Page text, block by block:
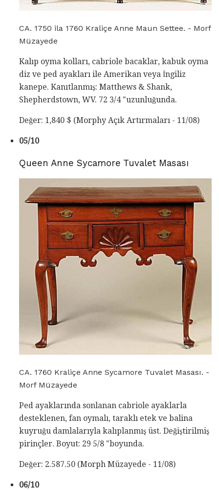
CA. 1750 ila 1760 Kraliçe Anne Maun Settee. - Morf
Müzayede
Kalıp oyma kolları, cabriole bacaklar, kabuk oyma
diz ve ped ayakları ile Amerikan veya İngiliz
kanepe. Kanıtlanmış: Matthews & Shank,
Shepherdstown, WV. 72 3/4 "uzunluğunda.
Değer: 1,840 $ (Morphy Açık Artırmaları - 11/08)
05/10
Queen Anne Sycamore Tuvalet Masası
CA. 1760 Kraliçe Anne Sycamore Tuvalet Masası. -
Morf Müzayede
Ped ayaklarında sonlanan cabriole ayaklarla
desteklenen, fan oymalı, taraklı etek ve balina
kuyruğu damlalarıyla kalıplanmış üst. Değiştirilmiş
pirinçler. Boyut: 29 5/8 "boyunda.
Değer: 2.587.50 (Morph Müzayede - 11/08)
06/10